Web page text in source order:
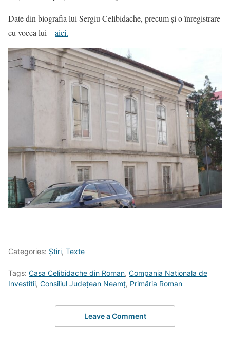
Date din biografia lui Sergiu Celibidache, precum și o înregistrare
cu vocea lui –aici.
Categories: Știri, Texte
Tags: Casa Celibidache din Roman, Compania Nationala de
Investitii, Consiliul Județean Neamț, Primăria Roman
Leave a Comment